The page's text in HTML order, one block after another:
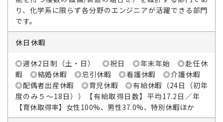
り、化学系に限らず各分野のエンジニアが活躍できる部門
です。
休日休暇
◎週休2日制（土・日） ◎祝日 ◎年末年始 ◎赴任休
暇 ◎結婚休暇 ◎忌引休暇 ◎看護休暇 ◎介護休暇
◎配偶者出産休暇 ◎育児休暇 ◎有給休暇（24日（初年
度のみ５～18日））【有給取得日数】平均17.2日／年
【育休取得率】女性100%、男性37.0%、特別休暇ほか